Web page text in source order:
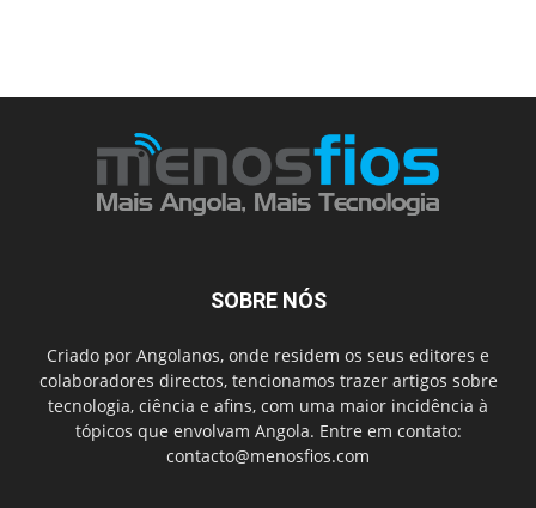
SOBRE NÓS
Criado por Angolanos, onde residem os seus editores e
colaboradores directos, tencionamos trazer artigos sobre
tecnologia, ciência e afins, com uma maior incidência à
tópicos que envolvam Angola. Entre em contato:
contacto@menosfios.com